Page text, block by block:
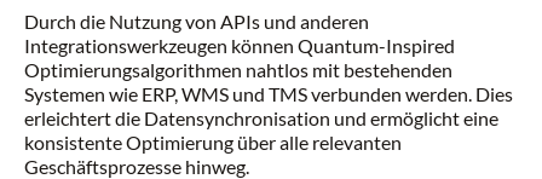
Durch die Nutzung von APIs und anderen
Integrationswerkzeugen können Quantum-Inspired
Optimierungsalgorithmen nahtlos mit bestehenden
Systemen wie ERP, WMS und TMS verbunden werden. Dies
erleichtert die Datensynchronisation und ermöglicht eine
konsistente Optimierung über alle relevanten
Geschäftsprozesse hinweg.